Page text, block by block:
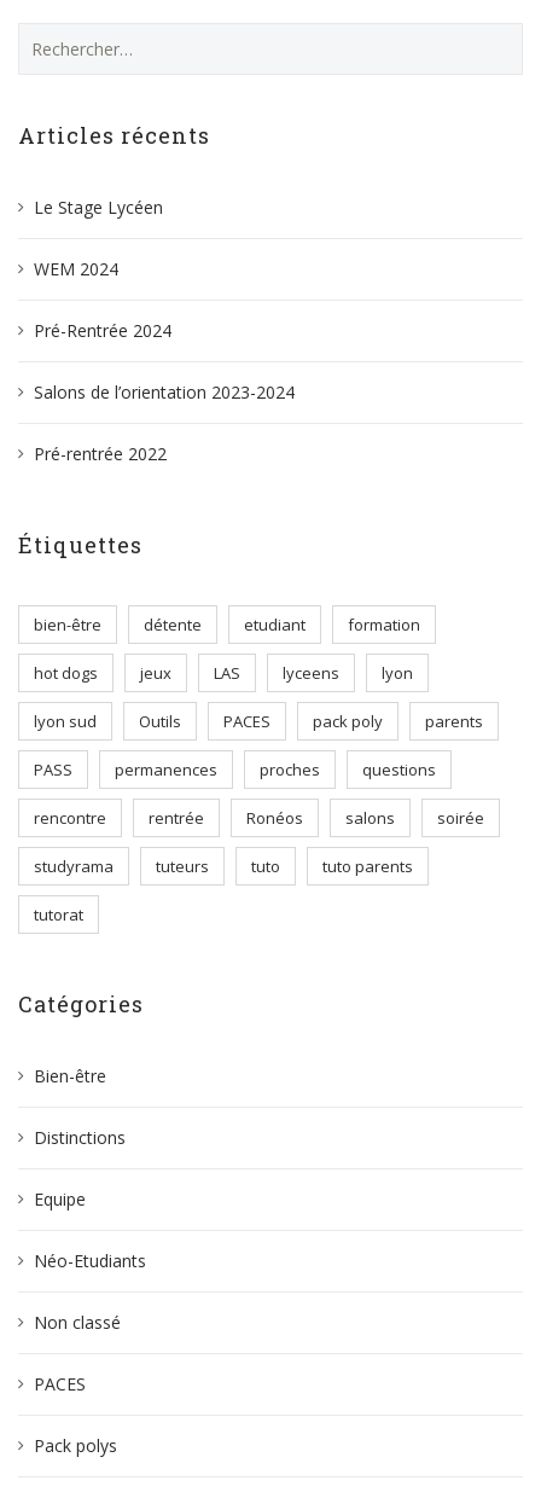
Articles récents
Le Stage Lycéen
WEM 2024
Pré-Rentrée 2024
Salons de l’orientation 2023-2024
Pré-rentrée 2022
Étiquettes
bien-être détente etudiant formation
hot dogs jeux LAS lyceens lyon
lyon sud Outils PACES pack poly parents
PASS permanences proches questions
rencontre rentrée Ronéos salons soirée
studyrama tuteurs tuto tuto parents
tutorat
Catégories
Bien-être
Distinctions
Equipe
Néo-Etudiants
Non classé
PACES
Pack polys